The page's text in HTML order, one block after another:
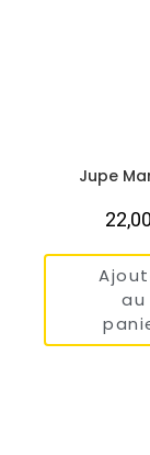
Jupe
22,00
au